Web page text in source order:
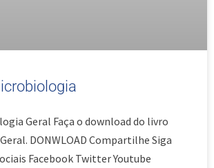
Geral Faça o download do livro
DONWLOAD Compartilhe Siga
Facebook Twitter Youtube